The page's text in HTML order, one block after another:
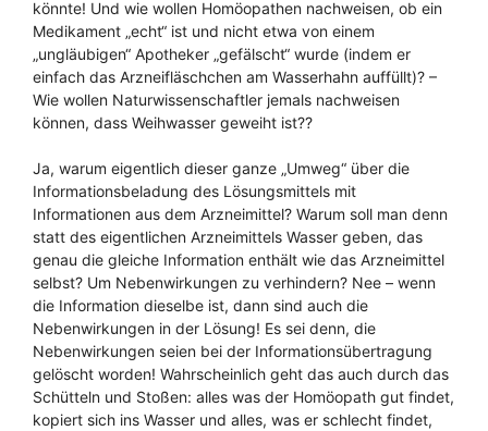
könnte! Und wie wollen Homöopathen nachweisen, ob ein
Medikament „echt“ ist und nicht etwa von einem
„ungläubigen“ Apotheker „gefälscht“ wurde (indem er
einfach das Arzneifläschchen am Wasserhahn auffüllt)? –
Wie wollen Naturwissenschaftler jemals nachweisen
können, dass Weihwasser geweiht ist??
Ja, warum eigentlich dieser ganze „Umweg“ über die
Informationsbeladung des Lösungsmittels mit
Informationen aus dem Arzneimittel? Warum soll man denn
statt des eigentlichen Arzneimittels Wasser geben, das
genau die gleiche Information enthält wie das Arzneimittel
selbst? Um Nebenwirkungen zu verhindern? Nee – wenn
die Information dieselbe ist, dann sind auch die
Nebenwirkungen in der Lösung! Es sei denn, die
Nebenwirkungen seien bei der Informationsübertragung
gelöscht worden! Wahrscheinlich geht das auch durch das
Schütteln und Stoßen: alles was der Homöopath gut findet,
kopiert sich ins Wasser und alles, was er schlecht findet,